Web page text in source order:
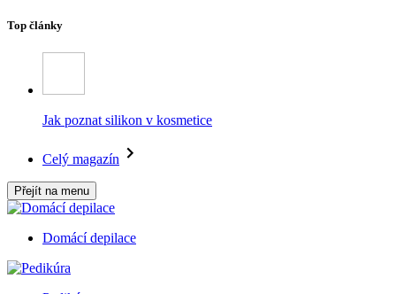
Top články
Jak poznat silikon v kosmetice
Celý magazín
Přejít na menu
Domácí depilace